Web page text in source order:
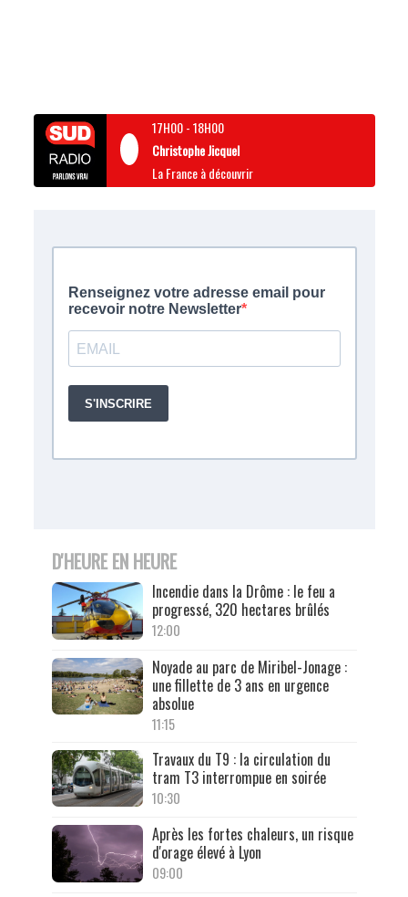
17H00-18H00
Christophe Jicquel
La France à découvrir
D'HEURE EN HEURE
Incendie dans la Drôme : le feu a
progressé, 320 hectares brûlés
12:00
Noyade au parc de Miribel-Jonage :
une fillette de 3 ans en urgence
absolue
11:15
Travaux du T9 : la circulation du
tram T3 interrompue en soirée
10:30
Après les fortes chaleurs, un risque
d'orage élevé à Lyon
09:00